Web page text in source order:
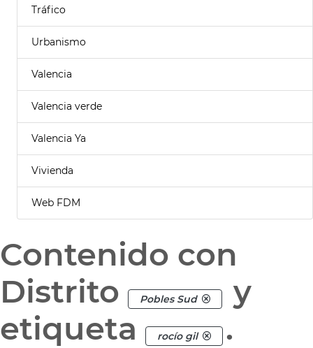
Tráfico
Urbanismo
Valencia
Valencia verde
Valencia Ya
Vivienda
Web FDM
Contenido con
Distrito
Pobles Sud
y
etiqueta
rocío gil .